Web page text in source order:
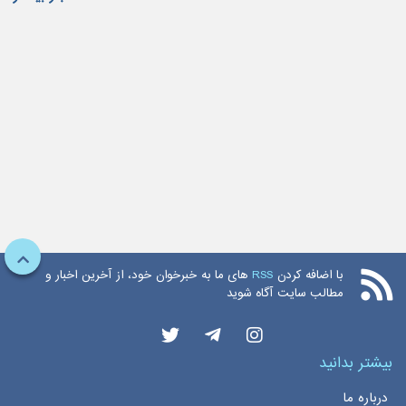
با اضافه کردن RSS های ما به خبرخوان خود، از آخرین اخبار و
مطالب سایت آگاه شوید
بیشتر بدانید
درباره ما